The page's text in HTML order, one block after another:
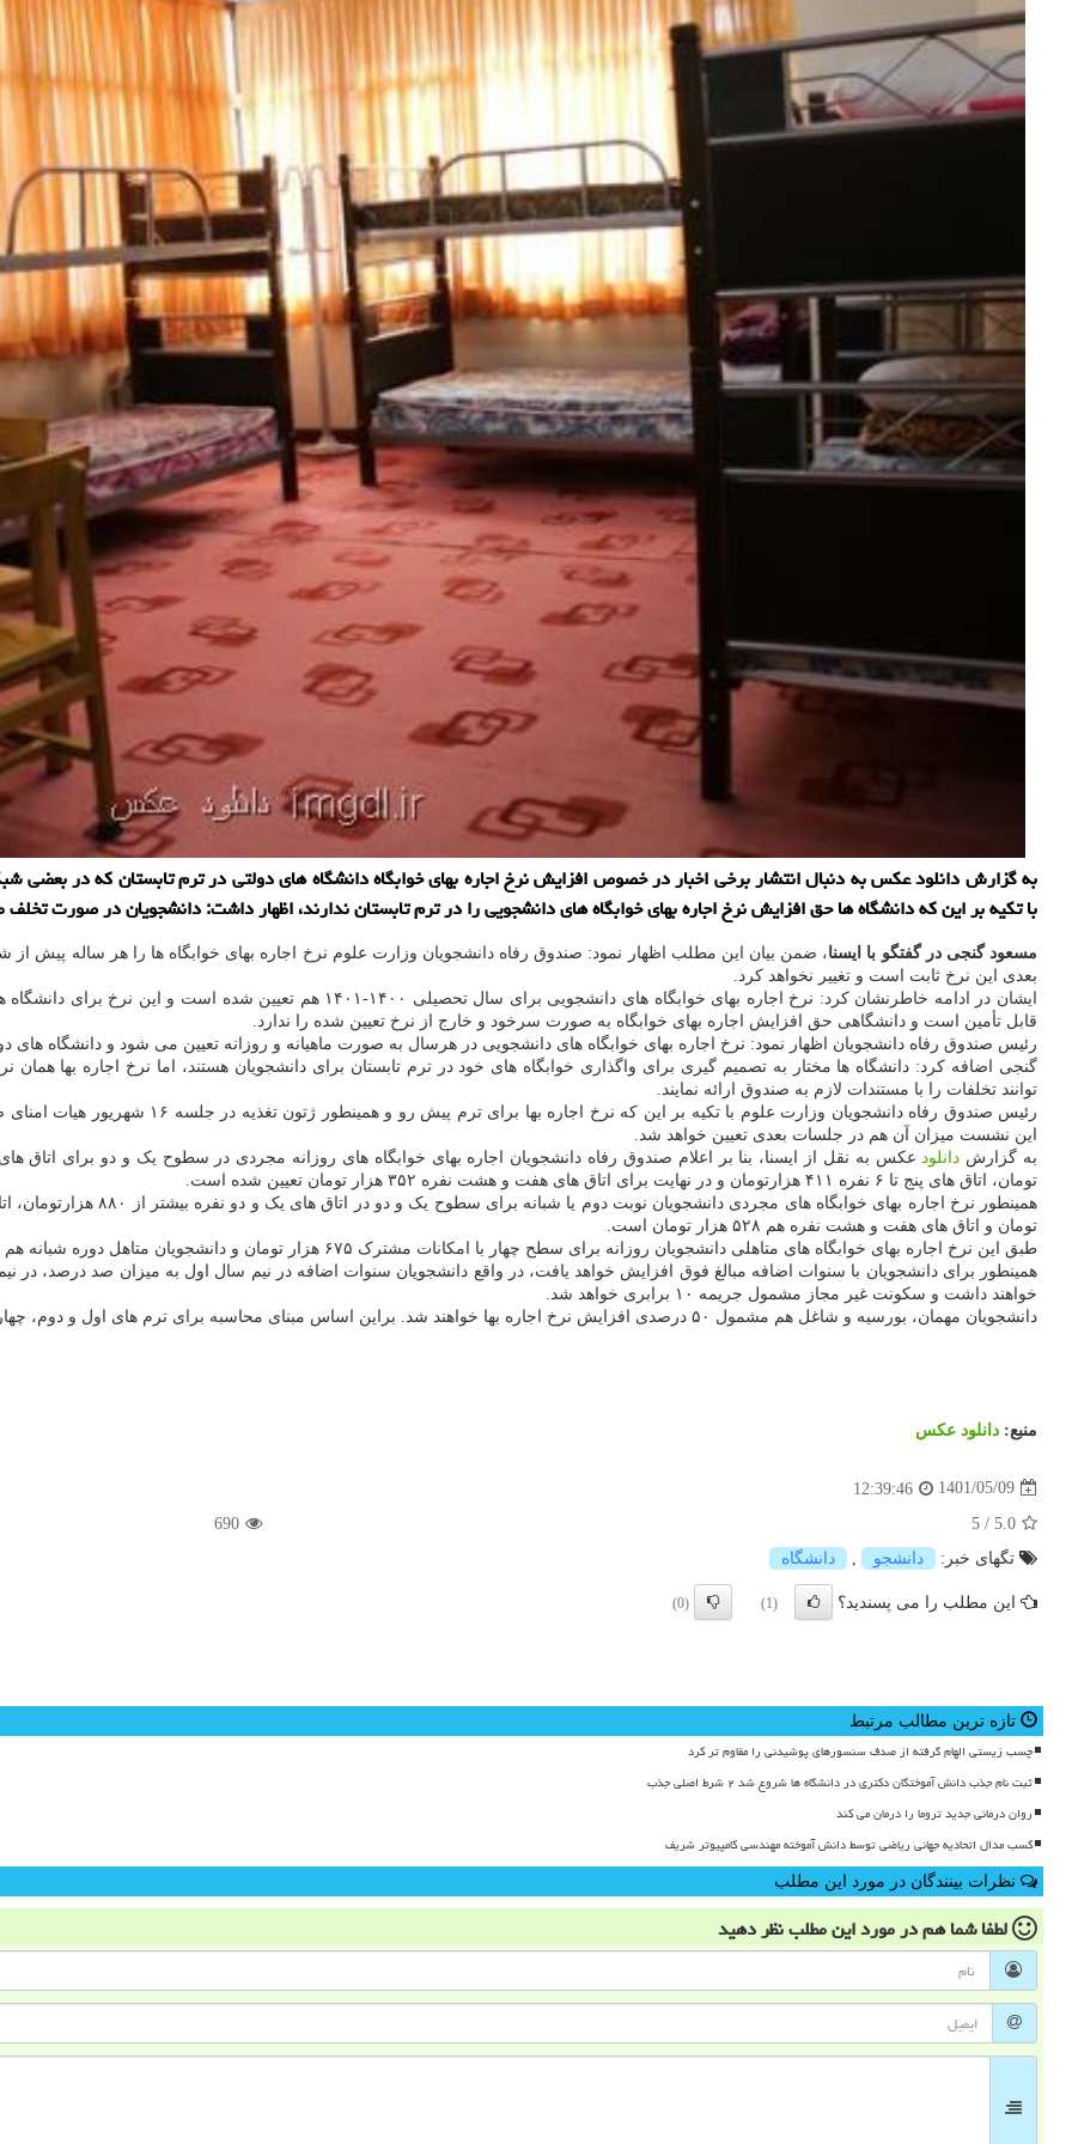
به گزارش دانلود عکس به دنبال انتشار برخی اخبار در خصوص افزایش نرخ اجاره بهای خوابگاه دانشگاه های دولتی در ترم تابستان که در بعضی
با تکیه بر این که دانشگاه ها حق افزایش نرخ اجاره بهای خوابگاه های دانشجویی را در ترم تابستان ندارند، اظهار داشت: دانشجویان در صورت تخلف
مسعود گنجی در گفتگو با ایسنا، ضمن بیان این مطلب اظهار نمود: صندوق رفاه دانشجویان وزارت علوم نرخ اجاره بهای خوابگاه ها را هر ساله پیش
بعدی این نرخ ثابت است و تغییر نخواهد کرد.
ایشان در ادامه خاطرنشان کرد: نرخ اجاره بهای خوابگاه های دانشجویی برای سال
قابل تأمین است و دانشگاهی حق افزایش اجاره بهای خوابگاه به صورت سرخود و خارج از نرخ تعیین شده را ندارد.
رئیس صندوق رفاه دانشجویان اظهار نمود: نرخ اجاره بهای خوابگاه های دانشجویی در هرسال به صورت ماهیانه و روزانه تعیین می شود و دانشگاه های
گنجی اضافه کرد: دانشگاه ها مختار به تصمیم گیری برای واگذاری خوابگاه های خود در ترم تابستان برای دانشجویان هستند، اما نرخ اجاره
توانند تخلفات را با مستندات لازم به صندوق ارائه نمایند.
رئیس صندوق رفاه دانشجویان وزارت علوم با
این نشست میزان آن هم در جلسات بعدی تعیین خواهد شد.
به گزارش دانلود
تومان، اتاق های پنج تا ۶ نفره ۴۱۱ هزارتومان و در نهایت برای اتاق های هفت و هشت نفره ۳۵۲ هزار تومان تعیین شده است.
تومان و اتاق های هفت و هشت نفره هم ۵۲۸ هزار تومان است.
طبق این نرخ اجاره بهای خوابگاه های متاهلی دانشجویان روزانه برای سطح چهار با امکانات مشترک ۶۷۵ هزار تومان و دانشجویان متاهل دوره شبانه هم بیشتر از یک میلیون تومان تعیین شده است.
خواهند داشت و سکونت غیر مجاز مشمول جریمه ۱۰ برابری خواهد شد.
دانشجویان مهمان، بورسیه و شاغل هم مشمول ۵۰ درصدی افزایش نرخ اجاره بها خواهند شد. براین اساس مبنای محاسبه برای ترم های اول و دوم، چهار ماه و نیم برای تابستان ۲.۵ است.
منبع: دانلود عكس
1401/05/09
12:39:46
5.0
/
5
690
تگهای خبر:
دانشجو , دانشگاه
این مطلب را می پسندید؟ (1)
(0)
تازه ترین مطالب مرتبط
چسب زیستی الهام گرفته از صدف سنسورهای پوشیدنی را مقاوم تر کرد
ثبت نام جذب دانش آموختگان دکتری در دانشگاه ها شروع شد ۲ شرط اصلی جذب
روان درمانی جدید تروما را درمان می کند
کسب مدال اتحادیه جهانی ریاضی توسط دانش آموخته مهندسی کامپیوتر شریف
نظرات بینندگان در مورد این مطلب
لطفا شما همدر مورد این مطلبنظر دهید